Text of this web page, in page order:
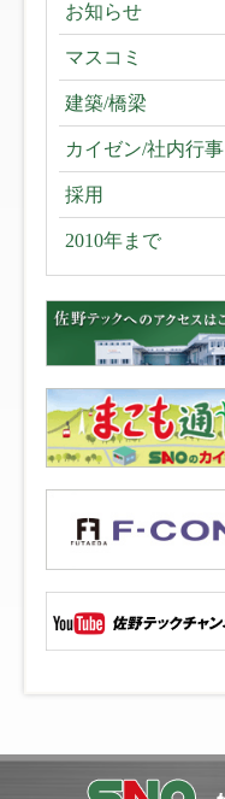
お知らせ
マスコミ
建築/橋梁
カイゼン/社内行事
採用
2010年まで